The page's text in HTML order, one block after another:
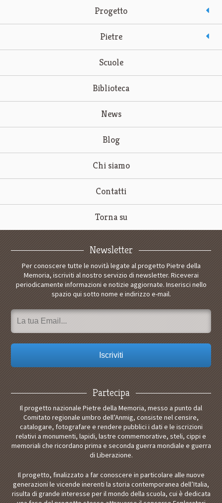
Progetto
Pietre
Scuole
Biblioteca
News
Blog
Chi siamo
Contatti
Torna su
Newsletter
Per conoscere tutte le novità legate al progetto Pietre della
Memoria, iscriviti al nostro servizio di newsletter. Riceverai
periodicamente informazioni e notizie aggiornate. Inserisci nello
spazio qui sotto nome e indirizzo e-mail.
Partecipa
Il progetto nazionale Pietre della Memoria, messo a punto dal
Comitato regionale umbro dell’Anmig, consiste nel censire,
catalogare, fotografare e rendere pubblici i dati e le iscrizioni
relativi a monumenti, lapidi, lastre commemorative, steli, cippi e
memoriali che ricordano prima e seconda guerra mondiale e guerra
di Liberazione.
Il progetto, finalizzato a far conoscere in particolare alle nuove
generazioni le vicende inerenti la storia contemporanea dell’Italia,
risulta di grande interesse per il mondo della scuola, cui è dedicata